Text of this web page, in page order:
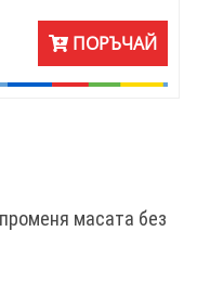
ПОРЪЧАЙ
масата без